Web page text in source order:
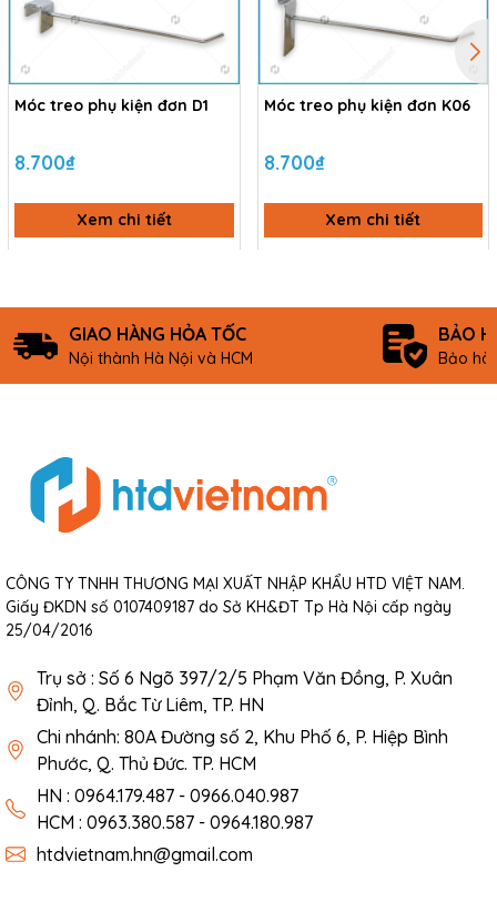
Móc treo phụ kiện đơn D1
8.700₫
Xem chi tiết
Móc treo phụ kiện đơn K06
8.700₫
Xem chi tiết
GIAO HÀNG HỎA TỐC
Nội thành Hà Nội và HCM
BẢO
Bảo
CÔNG TY TNHH THƯƠNG MẠI XUẤT NHẬP KHẨU HTD VIỆT NAM.
Giấy ĐKDN số 0107409187 do Sở KH&ĐT Tp Hà Nội cấp ngày
25/04/2016
Trụ sở : Số 6 Ngõ 397/2/5 Phạm Văn Đồng, P. Xuân
Đỉnh, Q. Bắc Từ Liêm, TP. HN
Chi nhánh: 80A Đường số 2, Khu Phố 6, P. Hiệp Bình
Phước, Q. Thủ Đức. TP. HCM
HN : 0964.179.487 - 0966.040.987
HCM : 0963.380.587 - 0964.180.987
htdvietnam.hn@gmail.com